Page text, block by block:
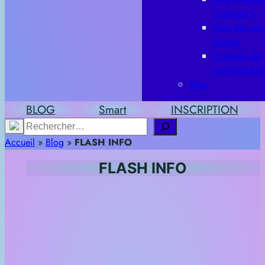
s’inscrire ?
Plan
bureau
Politique de
Blog
BLOG Smart INSCRIPTION
Rechercher
Accueil » Blog » FLASH INFO
FLASH INFO